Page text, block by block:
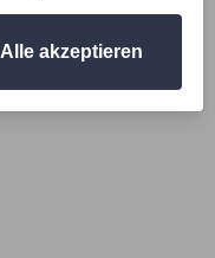
Alle akzeptieren